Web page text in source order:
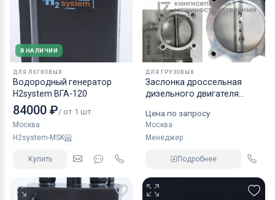
В НАЛИЧИИ
ДЛЯ ЛЕГКОВЫХ
Водородный генератор
H2system ВГА-120
84000 ₽/ от 1 шт.
Москва
H2system-MSK
Купить
ДЛЯ ГРУЗОВЫХ
Заслонка дроссельная
дизельного двигателя
Цена по запросу
Москва
Менеджер
Подробнее